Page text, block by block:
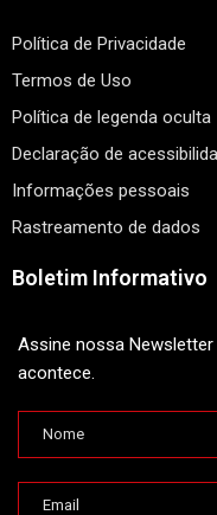
Política de Privacidade
Termos de Uso
Política de legenda oculta
Declaração de
Informações pessoais
Rastreamento de dados
Boletim Informativo
Assine nossa
acontece.